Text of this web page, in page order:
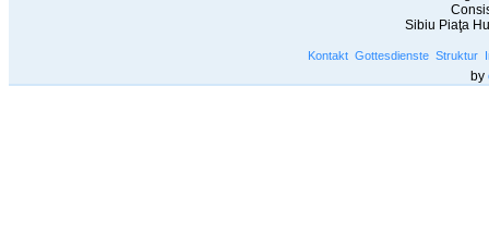
Sibiu Piaţa
Kontakt Gottesdienste Struktur
by